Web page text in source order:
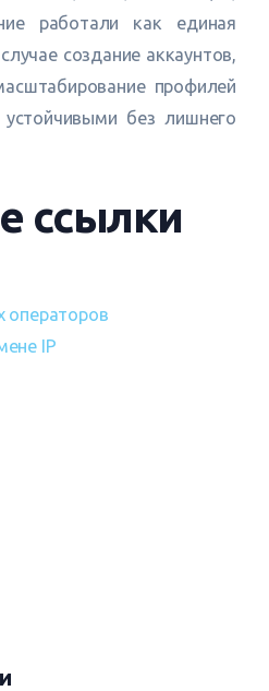
работали как единая
создание аккаунтов,
профилей
устойчивыми без лишнего
ссылки
операторов
IP